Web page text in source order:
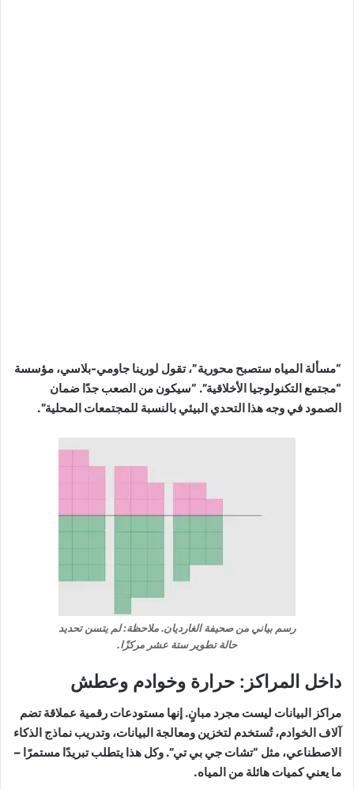
“مسألة المياه ستصبح محورية”، تقول لورينا جاومي-بلاسي، مؤسسة
“مجتمع التكنولوجيا الأخلاقية”. “سيكون من الصعب جدًا ضمان
الصمود في وجه هذا التحدي البيئي بالنسبة للمجتمعات المحلية”.
رسم بياني من صحيفة الغارديان. ملاحظة: لم يتسن تحديد
حالة تطوير ستة عشر مركزًا.
داخل المراكز: حرارة وخوادم وعطش
مراكز البيانات ليست مجرد مبانٍ. إنها مستودعات رقمية عملاقة تضم
آلاف الخوادم، تُستخدم لتخزين ومعالجة البيانات، وتدريب نماذج الذكاء
الاصطناعي، مثل “تشات جي بي تي”. وكل هذا يتطلب تبريدًا مستمرًا –
ما يعني كميات هائلة من المياه.